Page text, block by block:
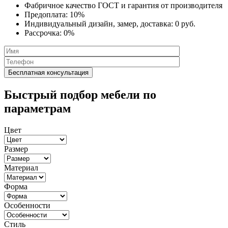
Фабричное качество ГОСТ и гарантия от производителя
Предоплата: 10%
Индивидуальный дизайн, замер, доставка: 0 руб.
Рассрочка: 0%
Быстрый подбор мебели по
параметрам
Цвет
Размер
Материал
Форма
Особенности
Стиль